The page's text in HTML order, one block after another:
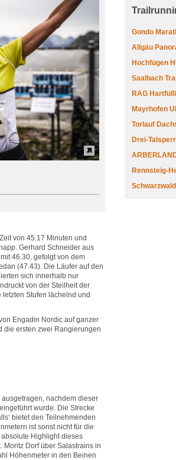
von 45.17 Minuten und
Gerhard Schneider aus
46.30, gefolgt von dem
(47.43). Die Läufer auf den
sich innerhalb nur
von der Steilheit der
Stufen lächelnd und
Engadin Nordic auf ganzer
die ersten zwei Rangierungen
nachdem dieser
wurde. Die Strecke
bietet den Teilnehmenden
ist sonst nicht für die
Highlight dieses
Moritz Dorf über Salastrains in
Höhenmeter in den Beinen
Gondo
Allgäu
Hochfügen
Saalbach
RAG
Mayrhofen
Torlauf
Drei-
Rennsteig-